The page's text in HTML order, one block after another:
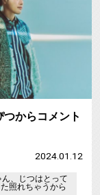
つからコメント
2024.01.12
、じつはとって
照れちゃうから